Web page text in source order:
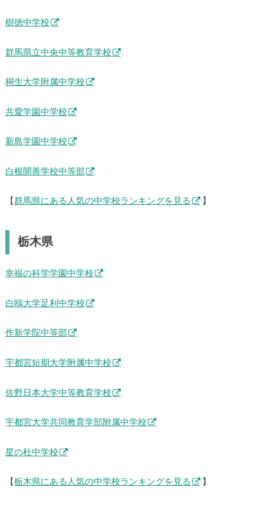
樹徳中学校
群馬県立中央中等教育学校
桐生大学附属中学校
共愛学園中学校
新島学園中学校
白根開善学校中等部
【 群馬県にある人気の中学校ランキングを見る 】
栃木県
幸福の科学学園中学校
白鴎大学足利中学校
作新学院中等部
宇都宮短期大学附属中学校
佐野日本大学中等教育学校
宇都宮大学共同教育学部附属中学校
星の杜中学校
【 栃木県にある人気の中学校ランキングを見る 】